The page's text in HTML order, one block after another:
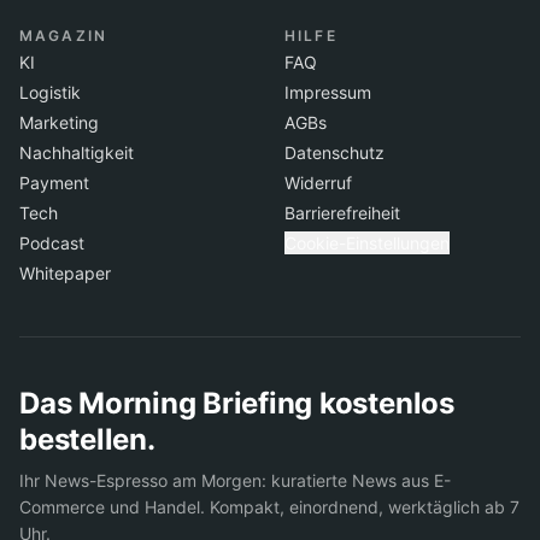
MAGAZIN
KI
Logistik
Marketing
Nachhaltigkeit
Payment
Tech
Podcast
Whitepaper
HILFE
FAQ
Impressum
AGBs
Datenschutz
Widerruf
Barrierefreiheit
Das Morning Briefing kostenlos
bestellen.
Ihr News-Espresso am Morgen: kuratierte News aus E-
Commerce und Handel. Kompakt, einordnend, werktäglich ab 7
Uhr.